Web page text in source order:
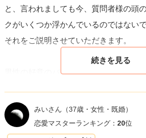
と、言われましても今、質問者様の頭
クがいくつか浮かんでいるのではない
それをご説明させていただきます。
男性の好意のバロメーターはその内容
判断します。
内容に好意のある文章が含まれていな
味があるの？という連絡であっても、
みいさん （37歳・女性・既婚）
恋愛マスターランキング： 20位